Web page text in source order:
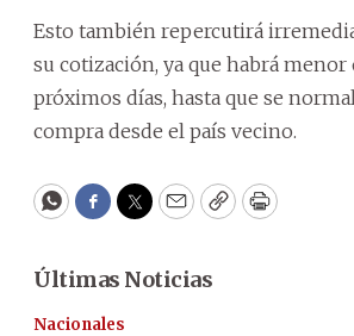
Esto también repercutirá
su cotización, ya que habrá menor
próximos días, hasta que se
compra desde el país vecino.
WhatsApp
Facebook
Twitter
EmailCopyPrint
Últimas Noticias
Nacionales